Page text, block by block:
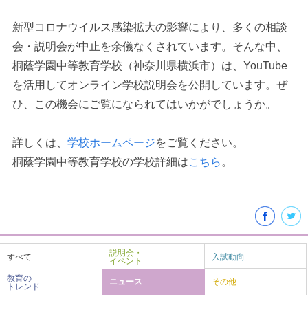
最近見た学校
学校閲覧履歴はありません
ブックマークした学校はありません
新型コロナウイルス感染拡大の影響により、多くの相談
会・説明会が中止を余儀なくされています。そんな中、
桐蔭学園中等教育学校（神奈川県横浜市）は、YouTube
を活用してオンライン学校説明会を公開しています。ぜ
ひ、この機会にご覧になられてはいかがでしょうか。
詳しくは、 学校ホームページをご覧ください。
桐蔭学園中等教育学校の学校詳細はこちら 。
すべて
説明会・
イベント
入試動向
教育の
トレンド
ニュース その他